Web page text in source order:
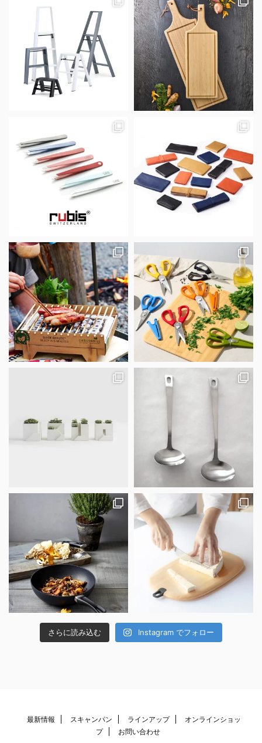
さらに読み込む Instagram でフォロー
最新情報 スキャンパン ラインアップ
オンラインショッ
プ
お問い合わせ